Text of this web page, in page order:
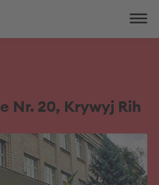
Nr. 20, Krywyj Rih